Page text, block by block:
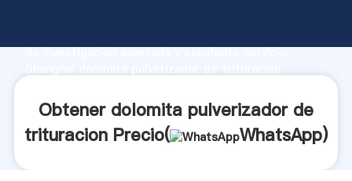
de investigación avanzada y excelente servicio,
clientes.
Obtener dolomita pulverizador de
trituracion Precio(
WhatsApp)